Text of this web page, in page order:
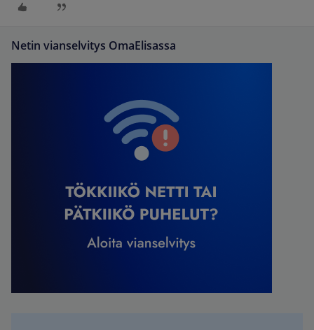
Netin vianselvitys OmaElisassa